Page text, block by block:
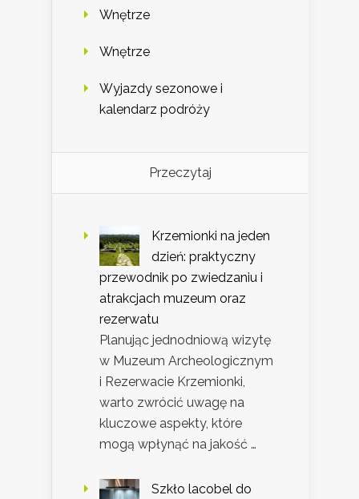
Wnętrze
Wnętrze
Wyjazdy sezonowe i
kalendarz podróży
Przeczytaj
Krzemionki na jeden
dzień: praktyczny
przewodnik po zwiedzaniu i
atrakcjach muzeum oraz
rezerwatu
Planując jednodniową wizytę
w Muzeum Archeologicznym
i Rezerwacie Krzemionki,
warto zwrócić uwagę na
kluczowe aspekty, które
mogą wpłynąć na jakość …
Szkło lacobel do